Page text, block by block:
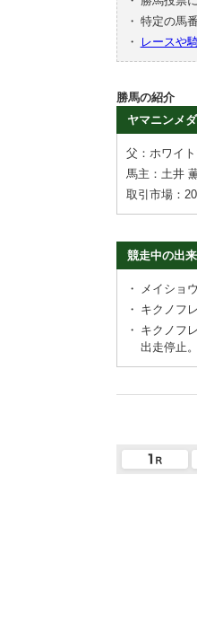
・ 特定の馬
・
レースや
勝馬の紹介
ヤマニンメ
父：ホワイ
馬主：土井
取引市場：
競走中の出
・
メイショ
・ キクノフ
・ キクノフ
出走停止